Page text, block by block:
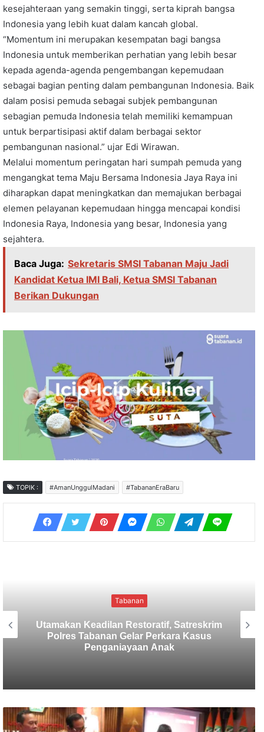
kesejahteraan yang semakin tinggi, serta kiprah bangsa
Indonesia yang lebih kuat dalam kancah global.
“Momentum ini merupakan kesempatan bagi bangsa
Indonesia untuk memberikan perhatian yang lebih besar
kepada agenda-agenda pengembangan kepemudaan
sebagai bagian penting dalam pembangunan Indonesia. Baik
dalam posisi pemuda sebagai subjek pembangunan
sebagian pemuda Indonesia telah memiliki kemampuan
untuk berpartisipasi aktif dalam berbagai sektor
pembangunan nasional.” ujar Edi Wirawan.
Melalui momentum peringatan hari sumpah pemuda yang
mengangkat tema Maju Bersama Indonesia Jaya Raya ini
diharapkan dapat meningkatkan dan memajukan berbagai
elemen pelayanan kepemudaan hingga mencapai kondisi
Indonesia Raya, Indonesia yang besar, Indonesia yang
sejahtera.
Baca Juga: Sekretaris SMSI Tabanan Maju Jadi
Kandidat Ketua IMI Bali, Ketua SMSI Tabanan
Berikan Dukungan
TOPIK : #AmanUnggulMadani #TabananEraBaru
Tabanan
Sekretaris SMSI Tabanan Maju Jadi
Kandidat Ketua IMI Bali, Ketua SMSI
Tabanan Berikan Dukungan